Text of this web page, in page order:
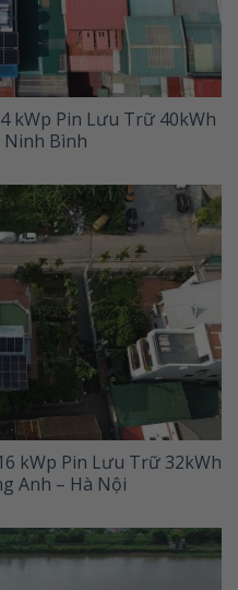
kWp Pin Lưu Trữ 40kWh
Ninh Bình
kWp Pin Lưu Trữ 32kWh
Anh – Hà Nội